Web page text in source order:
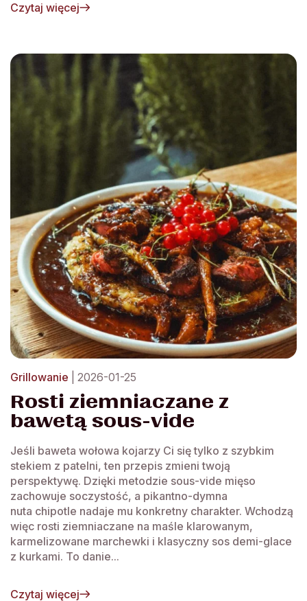
Czytaj więcej
Grillowanie | 2026-01-25
Rosti ziemniaczane z
bawetą sous-vide
Jeśli baweta wołowa kojarzy Ci się tylko z szybkim
stekiem z patelni, ten przepis zmieni twoją
perspektywę. Dzięki metodzie sous-vide mięso
zachowuje soczystość, a pikantno-dymna
nuta chipotle nadaje mu konkretny charakter. Wchodzą
więc rosti ziemniaczane na maśle klarowanym,
karmelizowane marchewki i klasyczny sos demi-glace
z kurkami. To danie...
Czytaj więcej